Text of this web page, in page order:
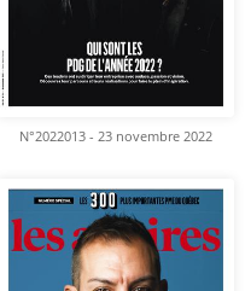
N°2022013 - 23 novembre 2022